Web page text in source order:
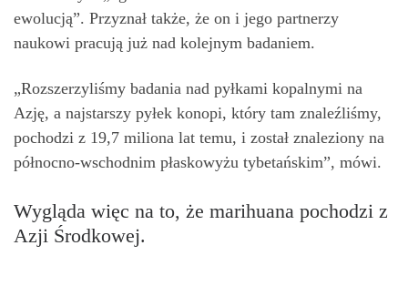
ewolucją”. Przyznał także, że on i jego partnerzy
naukowi pracują już nad kolejnym badaniem.
„Rozszerzyliśmy badania nad pyłkami kopalnymi na
Azję, a najstarszy pyłek konopi, który tam znaleźliśmy,
pochodzi z 19,7 miliona lat temu, i został znaleziony na
północno-wschodnim płaskowyżu tybetańskim”, mówi.
Wygląda więc na to, że marihuana pochodzi z
Azji Środkowej.